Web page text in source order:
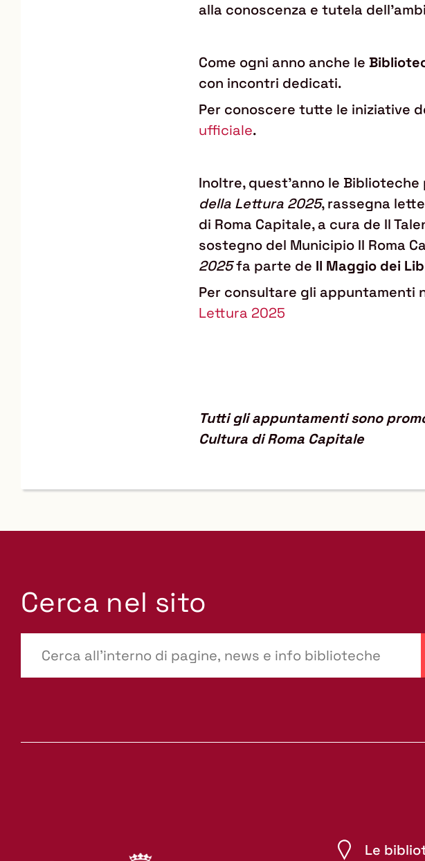
alla conoscenza e tutela
Come ogni anno anche le
con incontri dedicati.
Per conoscere tutte le iniziative
ufficiale.
Inoltre, quest'anno le
della Lettura 2025, rassegna
di Roma Capitale, a cura de Il
sostegno del Municipio II Roma
2025fa parte de Il Maggio dei
Per consultare gli appuntamenti
Lettura 2025
Tutti gli appuntamenti sono
Cultura di Roma Capitale
Cerca nel sito
site-
Le